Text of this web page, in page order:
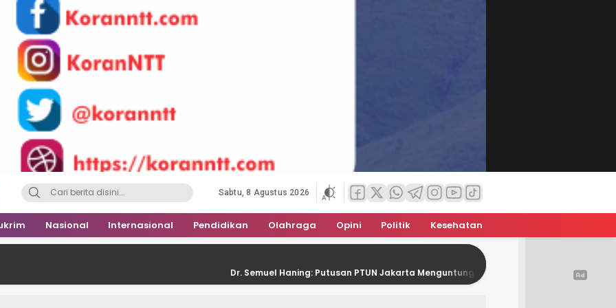
Sabtu, 8 Agustus 2026
Nasional Internasional Pendidikan Olahraga Opini Politik Kesehatan
Dr. Semuel Haning: Putusan PTUN Jakarta Menguntungkan Pertina
Kontingen